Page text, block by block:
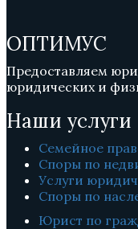
ОПТИМУС
Предоставляем
юридических и
Наши услуги
Семейное
Споры по
Услуги
Споры по
Юрист по